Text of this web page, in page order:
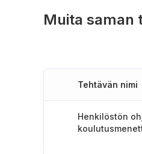
Muita saman
Tehtävän nimi
Henkilöstön